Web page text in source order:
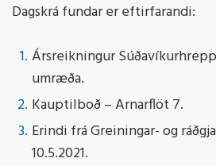
Dagskrá fundar er eftirfarandi:
Ársreikningur
umræða.
Kauptilboð – Arnarflöt 7.
Erindi frá Greiningar- og
10.5.2021.